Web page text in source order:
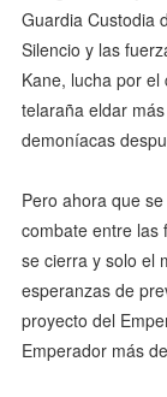
Guardia Custodia
Silencio y las
Kane, lucha por
telaraña eldar
demoníacas
Pero ahora que
combate entre las
se cierra y solo el
esperanzas de
proyecto del
Emperador más